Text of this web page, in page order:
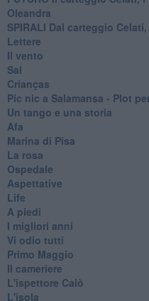
Oleandra
SPIRALI Dal carteggio
Lettere
Il vento
Sal
Crianças
Pic nic a Salamansa - Plot
Un tango e una storia
Afa
Marina di Pisa
La rosa
Ospedale
Aspettative
Life
A piedi
I migliori anni
Vi odio tutti
Primo Maggio
Il cameriere
L'ispettore Calò
L'isola